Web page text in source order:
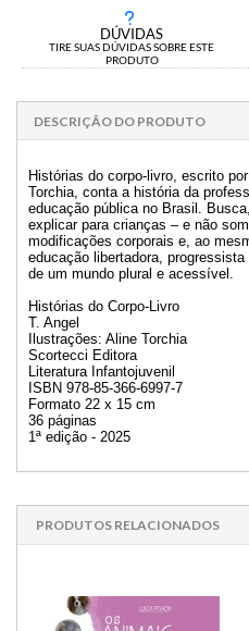
DÚVIDAS
TIRE SUAS DÚVIDAS SOBRE ESTE
PRODUTO
DESCRIÇÃO DO PRODUTO
Histórias do corpo-livro, escrito
Torchia, conta a história da
educação pública no Brasil.
explicar para crianças – e não
modificações corporais e, ao
educação libertadora,
de um mundo plural e acessível.
Histórias do Corpo-Livro
T. Angel
Ilustrações: Aline Torchia
Scortecci Editora
Literatura Infantojuvenil
ISBN 978-85-366-6997-7
Formato 22 x 15 cm
36 páginas
1ª edição - 2025
PRODUTOS RELACIONADOS